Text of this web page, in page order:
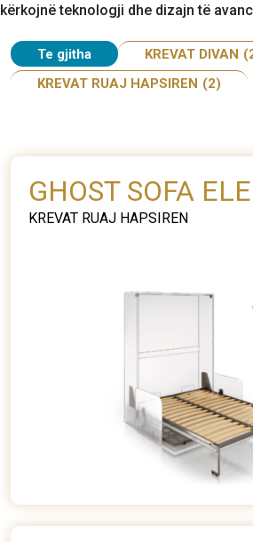
kërkojnë teknologji dhe dizajn të
Te gjitha KREVAT DIVAN
KREVAT RUAJ HAPSIREN (2)
GHOST SOFA
KREVAT RUAJ HAPSIREN